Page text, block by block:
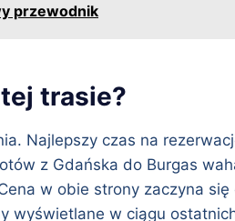
przewodnik
trasie?
Najlepszy czas na
z Gdańska do Burgas
w obie strony zaczyna
wyświetlane w ciągu